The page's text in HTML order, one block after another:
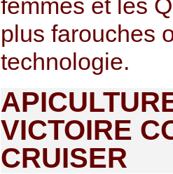
femmes et les
plus farouches
technologie.
VICTOIRE
CRUISER